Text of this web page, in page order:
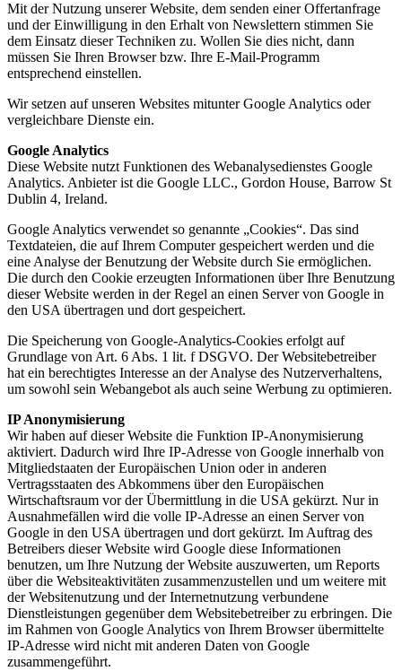
Mit der Nutzung unserer Website, dem senden einer Offertanfrage
und der Einwilligung in den Erhalt von Newslettern stimmen Sie
dem Einsatz dieser Techniken zu. Wollen Sie dies nicht, dann
müssen Sie Ihren Browser bzw. Ihre E-Mail-Programm
entsprechend einstellen.
Wir setzen auf unseren Websites mitunter Google Analytics oder
vergleichbare Dienste ein.
Google Analytics
Diese Website nutzt Funktionen des Webanalysedienstes Google
Analytics. Anbieter ist die Google LLC., Gordon House, Barrow St
Dublin 4, Ireland.
Google Analytics verwendet so genannte „Cookies“. Das sind
Textdateien, die auf Ihrem Computer gespeichert werden und die
eine Analyse der Benutzung der Website durch Sie ermöglichen.
Die durch den Cookie erzeugten Informationen über Ihre Benutzung
dieser Website werden in der Regel an einen Server von Google in
den USA übertragen und dort gespeichert.
Die Speicherung von Google-Analytics-Cookies erfolgt auf
Grundlage von Art. 6 Abs. 1 lit. f DSGVO. Der Websitebetreiber
hat ein berechtigtes Interesse an der Analyse des Nutzerverhaltens,
um sowohl sein Webangebot als auch seine Werbung zu optimieren.
IP Anonymisierung
Wir haben auf dieser Website die Funktion IP-Anonymisierung
aktiviert. Dadurch wird Ihre IP-Adresse von Google innerhalb von
Mitgliedstaaten der Europäischen Union oder in anderen
Vertragsstaaten des Abkommens über den Europäischen
Wirtschaftsraum vor der Übermittlung in die USA gekürzt. Nur in
Ausnahmefällen wird die volle IP-Adresse an einen Server von
Google in den USA übertragen und dort gekürzt. Im Auftrag des
Betreibers dieser Website wird Google diese Informationen
benutzen, um Ihre Nutzung der Website auszuwerten, um Reports
über die Websiteaktivitäten zusammenzustellen und um weitere mit
der Websitenutzung und der Internetnutzung verbundene
Dienstleistungen gegenüber dem Websitebetreiber zu erbringen. Die
im Rahmen von Google Analytics von Ihrem Browser übermittelte
IP-Adresse wird nicht mit anderen Daten von Google
zusammengeführt.